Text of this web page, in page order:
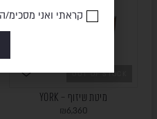
מיטת שיזוף – YORK
₪6,360
OUT OF STOCK
קראתי ואני